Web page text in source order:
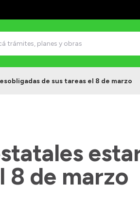
de sus tareas el 8 de marzo
8 de marzo